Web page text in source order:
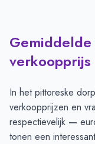
In het pittoreske
verkoopprijzen en
respectievelijk —
tonen een